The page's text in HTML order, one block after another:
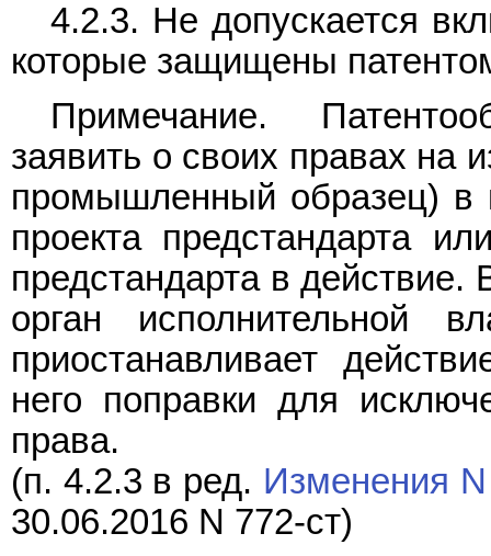
4.2.3. Не допускается
которые защищены
Примечание.
заявить о своих правах на
промышленный образец) в
проекта предстандарта
предстандарта в
орган исполнительной
приостанавливает
него поправки для
права.
(п. 4.2.3 в ред. Изменения
30.06.2016 N 772-ст)